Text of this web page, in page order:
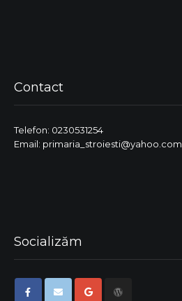
Contact
Telefon: 0230531254
Email: primaria_stroiesti@yahoo.com
Socializăm